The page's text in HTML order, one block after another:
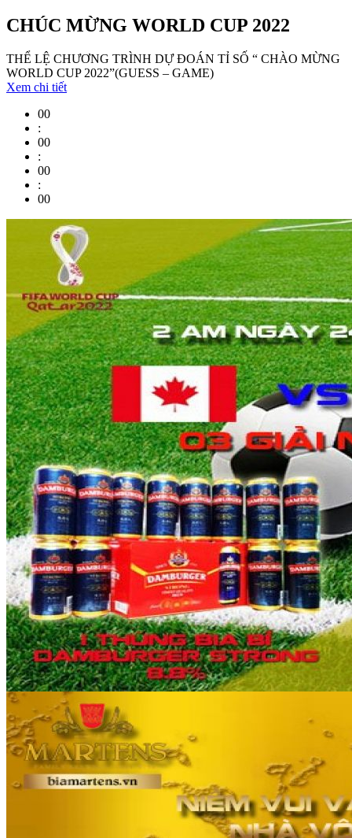
CHÚC MỪNG WORLD CUP 2022
THỂ LỆ CHƯƠNG TRÌNH DỰ ĐOÁN TỈ SỐ “ CHÀO MỪNG
WORLD CUP 2022”(GUESS – GAME)
Xem chi tiết
00
:
00
:
00
:
00